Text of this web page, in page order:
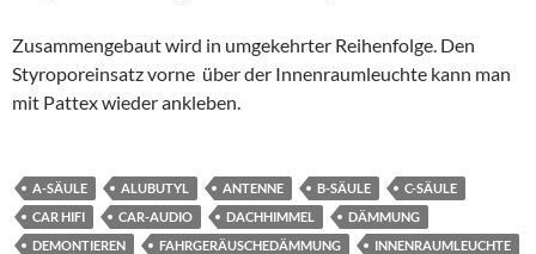
Zusammengebaut wird in umgekehrter Reihenfolge. Den
Styroporeinsatz vorne über der Innenraumleuchte kann man
mit Pattex wieder ankleben.
A-SÄULE ALUBUTYL ANTENNE B-SÄULE
C-SÄULE
CAR HIFI
CAR-AUDIO DACHHIMMEL
DÄMMUNG
DEMONTIEREN
FAHRGERÄUSCHEDÄMMUNG
INNENRAUMLEUCHTE